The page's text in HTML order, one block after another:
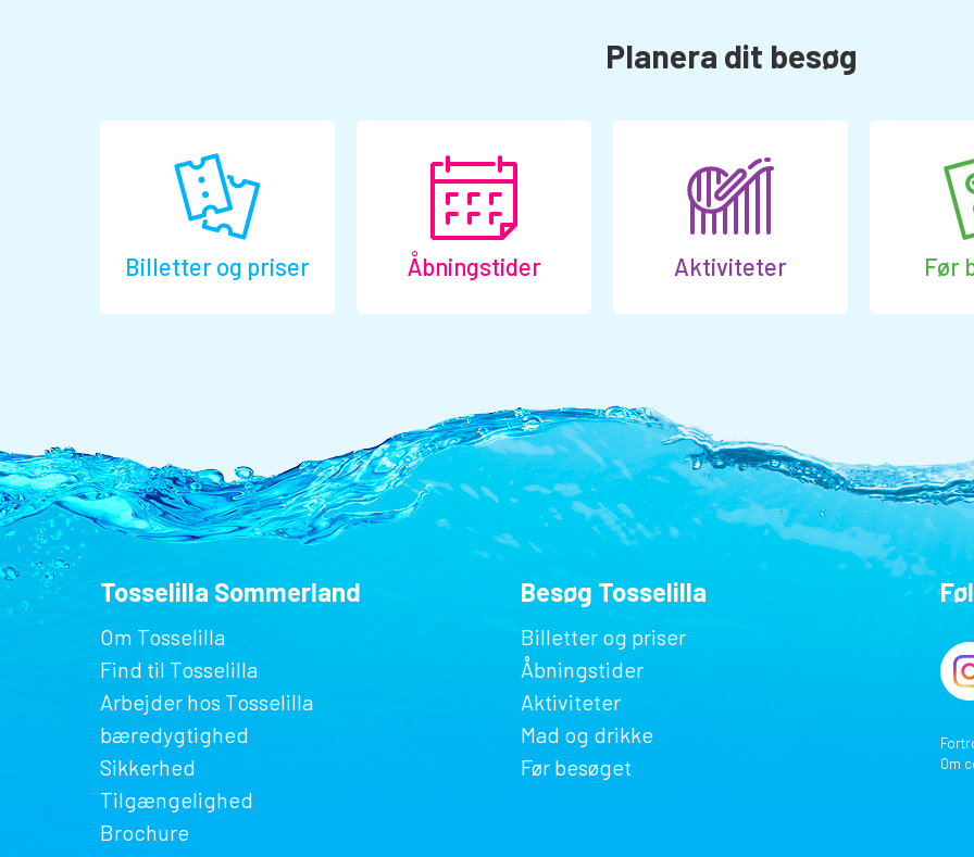
Planera dit besøg
Billetter og priser Åbningstider Aktiviteter Før
Tosselilla Sommerland
Om Tosselilla
Find til Tosselilla
Arbejder hos Tosselilla
bæredygtighed
Sikkerhed
Tilgængelighed
Brochure
Besøg Tosselilla
Billetter og priser
Åbningstider
Aktiviteter
Mad og drikke
Før besøget
Om